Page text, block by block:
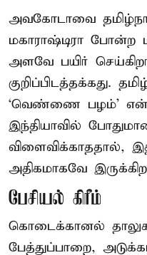
அவகோடாவை
மகாராஷ்டிரா போன்ற
அளவே பயிர்
குறிப்பிடத்தக்கது.
‘வெண்ணை பழம்’
இந்தியாவில்
விளைவிக்காததால்,
அதிகமாகவே
பேசியல் கிரீம்
கொடைக்கானல்
பேத்துப்பாறை,